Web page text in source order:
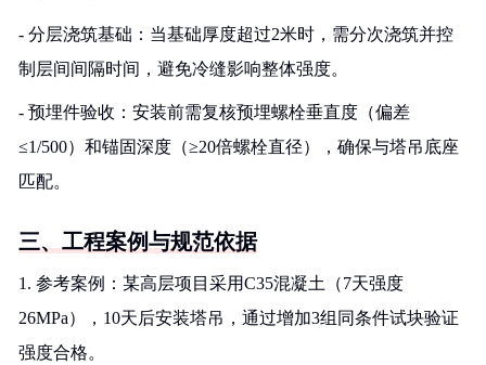
- 分层浇筑基础：当基础厚度超过2米时，需分次浇筑并控
制层间间隔时间，避免冷缝影响整体强度。
- 预埋件验收：安装前需复核预埋螺栓垂直度（偏差
≤1/500）和锚固深度（≥20倍螺栓直径），确保与塔吊底座
匹配。
三、工程案例与规范依据
1. 参考案例：某高层项目采用C35混凝土（7天强度
26MPa），10天后安装塔吊，通过增加3组同条件试块验证
强度合格。